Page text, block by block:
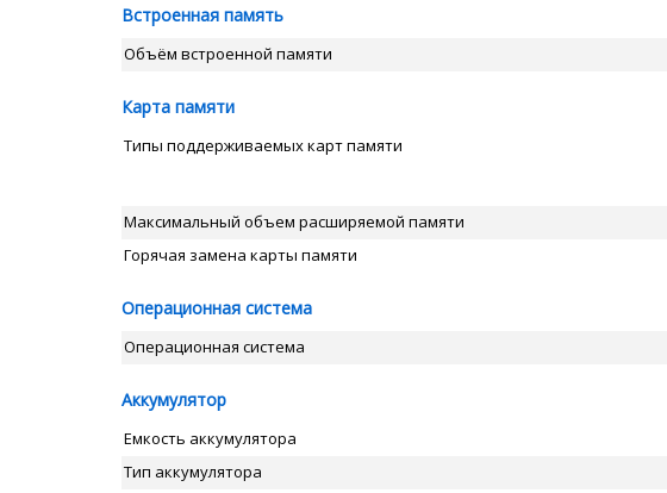
Встроенная память
Объём встроенной памяти
Карта памяти
Типы поддерживаемых карт памяти
Максимальный объем расширяемой памяти
Горячая замена карты памяти
Операционная система
Операционная система
Аккумулятор
Емкость аккумулятора
Тип аккумулятора